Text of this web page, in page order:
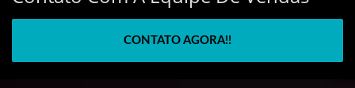
CONTATO AGORA!!